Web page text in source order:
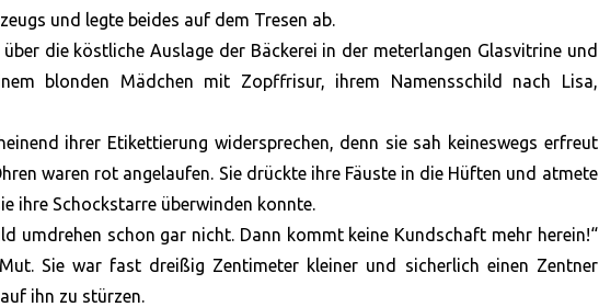
und legte beides auf dem Tresen ab.
die köstliche Auslage der Bäckerei in der meterlangen Glasvitrine und
blonden Mädchen mit Zopffrisur, ihrem Namensschild nach Lisa,
ihrer Etikettierung widersprechen, denn sie sah keineswegs erfreut
waren rot angelaufen. Sie drückte ihre Fäuste in die Hüften und atmete
ihre Schockstarre überwinden konnte.
umdrehen schon gar nicht. Dann kommt keine Kundschaft mehr herein!“
Sie war fast dreißig Zentimeter kleiner und sicherlich einen Zentner
ihn zu stürzen.